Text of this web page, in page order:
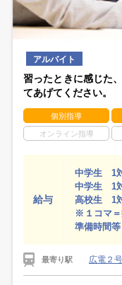
アルバイト
習ったときに感じた
てあげてください。
個別指導
オンライン指導
給与
中学生 1
中学生 1
高校生 1
※１コマ＝
準備時間等
最寄り駅 広電２